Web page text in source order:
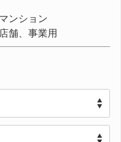
マンション
店舗、事業用